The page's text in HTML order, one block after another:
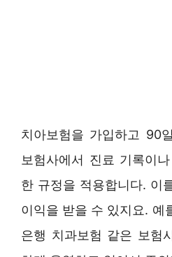
치아보험을 가입하고 90
보험사에서 진료 기록이
한 규정을 적용합니다. 이
이익을 받을 수 있지요. 예
은행 치과보험 같은 보험